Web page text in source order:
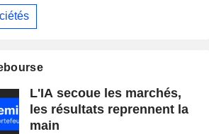
L'IA secoue les marchés,
les résultats reprennent la
main